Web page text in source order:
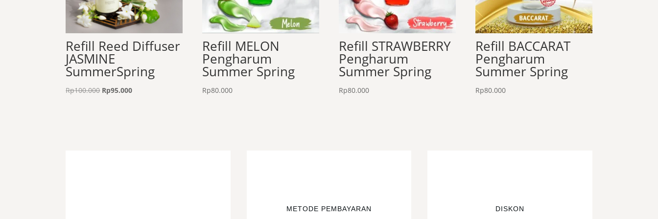
Refill Reed Diffuser
JASMINE
SummerSpring
Rp100.000 Harga
Rp95.000Harga
Refill MELON
Pengharum
Summer Spring
Rp80.000
Refill STRAWBERRY
Pengharum
Summer Spring
Rp80.000
Refill BACCARAT
Pengharum
Summer Spring
Rp80.000
METODE PEMBAYARAN DISKON